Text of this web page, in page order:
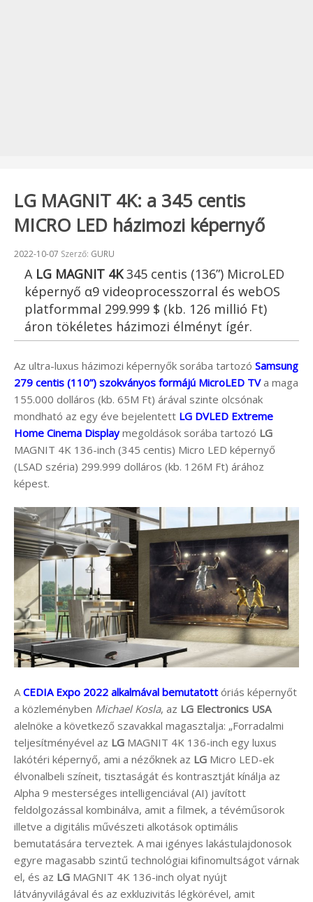
LG MAGNIT 4K: a 345 centis
MICRO LED házimozi képernyő
Beküldve:
2022-10-07 Szerző: GURU
A LG MAGNIT 4K345 centis (136”) MicroLED
képernyő α9 videoprocesszorral és webOS
platformmal 299.999 $ (kb. 126 millió Ft)
áron tökéletes házimozi élményt ígér.
Az ultra-luxus házimozi képernyők sorába tartozó Samsung
279 centis (110”) szokványos formájú MicroLED TVa maga
155.000 dolláros (kb. 65M Ft) árával szinte olcsónak
mondható az egy éve bejelentett LG DVLED Extreme
Home Cinema Displaymegoldások sorába tartozó LG
MAGNIT 4K 136-inch (345 centis) Micro LED képernyő
(LSAD széria) 299.999 dolláros (kb. 126M Ft) árához
képest.
A CEDIA Expo 2022 alkalmával bemutatott óriás képernyőt
a közleményben Michael Kosla, az LG Electronics USA
alelnöke a következő szavakkal magasztalja: „Forradalmi
teljesítményével az LG MAGNIT 4K 136-inch egy luxus
lakótéri képernyő, ami a nézőknek az LG Micro LED-ek
élvonalbeli színeit, tisztaságát és kontrasztját kínálja az
Alpha 9 mesterséges intelligenciával (AI) javított
feldolgozással kombinálva, amit a filmek, a tévéműsorok
illetve a digitális művészeti alkotások optimális
bemutatására terveztek. A mai igényes lakástulajdonosok
egyre magasabb szintű technológiai kifinomultságot várnak
el, és az LG MAGNIT 4K 136-inch olyat nyújt
látványvilágával és az exkluzivitás légkörével, amit